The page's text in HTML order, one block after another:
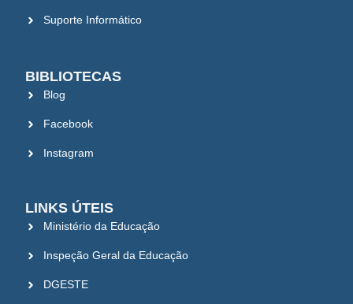
Suporte Informático
BIBLIOTECAS
Blog
Facebook
Instagram
LINKS ÚTEIS
Ministério da Educação
Inspeção Geral da Educação
DGESTE